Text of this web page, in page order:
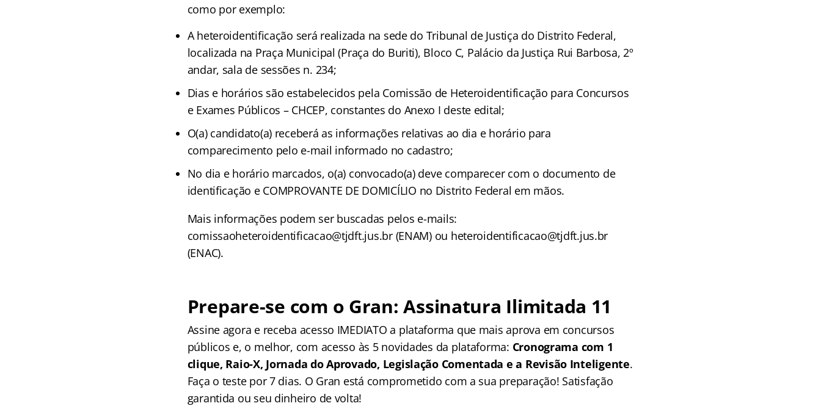
como por exemplo:
A heteroidentificação será realizada na sede do Tribunal de Justiça do Distrito Federal,
localizada na Praça Municipal (Praça do Buriti), Bloco C, Palácio da Justiça Rui Barbosa, 2º
andar, sala de sessões n. 234;
Dias e horários são estabelecidos pela Comissão de Heteroidentificação para Concursos
e Exames Públicos – CHCEP, constantes do Anexo I deste edital;
O(a) candidato(a) receberá as informações relativas ao dia e horário para
comparecimento pelo e-mail informado no cadastro;
No dia e horário marcados, o(a) convocado(a) deve comparecer com o documento de
identificação e COMPROVANTE DE DOMICÍLIO no Distrito Federal em mãos.
Mais informações podem ser buscadas pelos e-mails:
comissaoheteroidentificacao@tjdft.jus.br (ENAM) ou heteroidentificacao@tjdft.jus.br
(ENAC).
Prepare-se com o Gran: Assinatura Ilimitada 11
Assine agora e receba acesso IMEDIATO a plataforma que mais aprova em concursos
públicos e, o melhor, com acesso às 5 novidades da plataforma: Cronograma com 1
clique, Raio-X, Jornada do Aprovado, Legislação Comentada e a Revisão Inteligente.
Faça o teste por 7 dias. O Gran está comprometido com a sua preparação! Satisfação
garantida ou seu dinheiro de volta!